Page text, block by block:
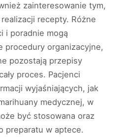
zainteresowanie tym,
recepty. Różne
i poradnie mogą
procedury organizacyjne,
pozostają przepisy
proces. Pacjenci
wyjaśniających, jak
medycznej, w
być stosowana oraz
preparatu w aptece.